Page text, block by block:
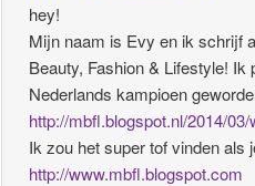
hey!
Mijn naam is Evy en ik schrijf
Beauty, Fashion & Lifestyle!
Nederlands kampioen
http://mbfl.blogspot.nl/2014/
Ik zou het super tof vinden als
http://www.mbfl.blogspot.com